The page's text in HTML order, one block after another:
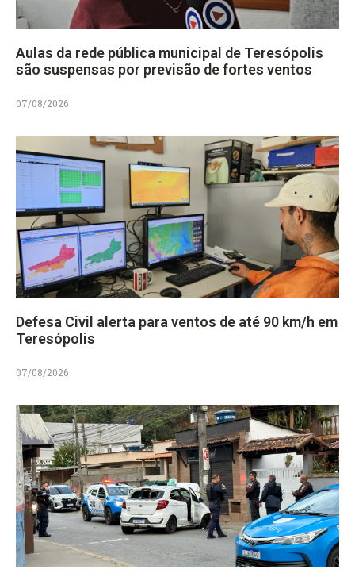
Aulas da rede pública municipal de Teresópolis
são suspensas por previsão de fortes ventos
07/08/2026
Defesa Civil alerta para ventos de até 90 km/h em
Teresópolis
07/08/2026